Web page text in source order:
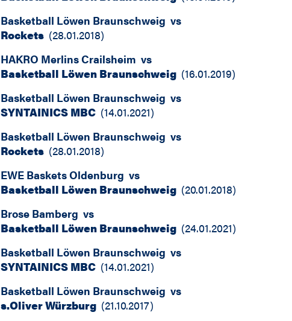
Basketball Löwen Braunschweig vs
Rockets (28.01.2018)
HAKRO Merlins Crailsheim vs
Basketball Löwen Braunschweig (16.01.2019)
Basketball Löwen Braunschweig vs
SYNTAINICS MBC (14.01.2021)
Basketball Löwen Braunschweig vs
Rockets (28.01.2018)
EWE Baskets Oldenburg vs
Basketball Löwen Braunschweig (20.01.2018)
Brose Bamberg vs
Basketball Löwen Braunschweig (24.01.2021)
Basketball Löwen Braunschweig vs
SYNTAINICS MBC (14.01.2021)
Basketball Löwen Braunschweig vs
s.Oliver Würzburg (21.10.2017)